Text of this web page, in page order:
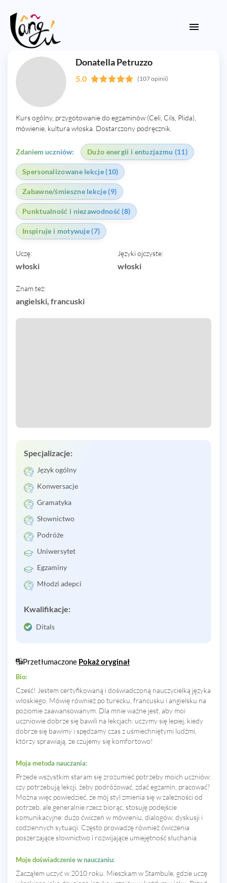
Donatella Petruzzo
5.0 (107 opinii)
Kurs ogólny, przygotowanie do egzaminów (Celi, Cils, Plida),
mówienie, kultura włoska. Dostarczony podręcznik.
Zdaniem uczniów: Dużo energii i entuzjazmu (11)
Spersonalizowane lekcje (10)
Zabawne/śmieszne lekcje (9)
Punktualność i niezawodność (8)
Inspiruje i motywuje (7)
Uczę:
włoski
Języki ojczyste:
włoski
Znam też:
angielski, francuski
Specjalizacje:
Język ogólny
Konwersacje
Gramatyka
Słownictwo
Podróże
Uniwersytet
Egzaminy
Młodzi adepci
Kwalifikacje:
Ditals
Przetłumaczone Pokaż oryginał
Bio:
Cześć! Jestem certyfikowaną i doświadczoną nauczycielką języka
włoskiego. Mówię również po turecku, francusku i angielsku na
poziomie zaawansowanym. Dla mnie ważne jest, aby moi
uczniowie dobrze się bawili na lekcjach: uczymy się lepiej, kiedy
dobrze się bawimy i spędzamy czas z uśmiechniętymi ludźmi,
którzy sprawiają, że czujemy się komfortowo!
Moja metoda nauczania:
Przede wszystkim staram się zrozumieć potrzeby moich uczniów:
czy potrzebują lekcji, żeby podróżować, zdać egzamin, pracować?
Można więc powiedzieć, że mój styl zmienia się w zależności od
potrzeb, ale generalnie rzecz biorąc, stosuję podejście
komunikacyjne: dużo ćwiczeń w mówieniu, dialogów, dyskusji i
codziennych sytuacji. Często prowadzę również ćwiczenia
poszerzające słownictwo i rozwijające umiejętność słuchania.
Moje doświadczenie w nauczaniu:
Zacząłem uczyć w 2010 roku. Mieszkam w Stambule, gdzie uczę